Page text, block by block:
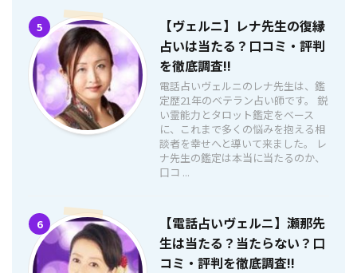
5
【ヴェルニ】レナ先生の復縁
占いは当たる？口コミ・評判
を徹底調査!!
電話占いヴェルニのレナ先生は、鑑
定歴21年のベテラン占い師です。 鋭
い霊能力とタロット鑑定をベース
に、これまで多くの悩みを抱える相
談者を幸せへと導いて来ました。 レ
ナ先生の鑑定は本当に当たるのか、
口コ ...
6
【電話占いヴェルニ】瀬那先
生は当たる？当たらない？口
コミ・評判を徹底調査!!